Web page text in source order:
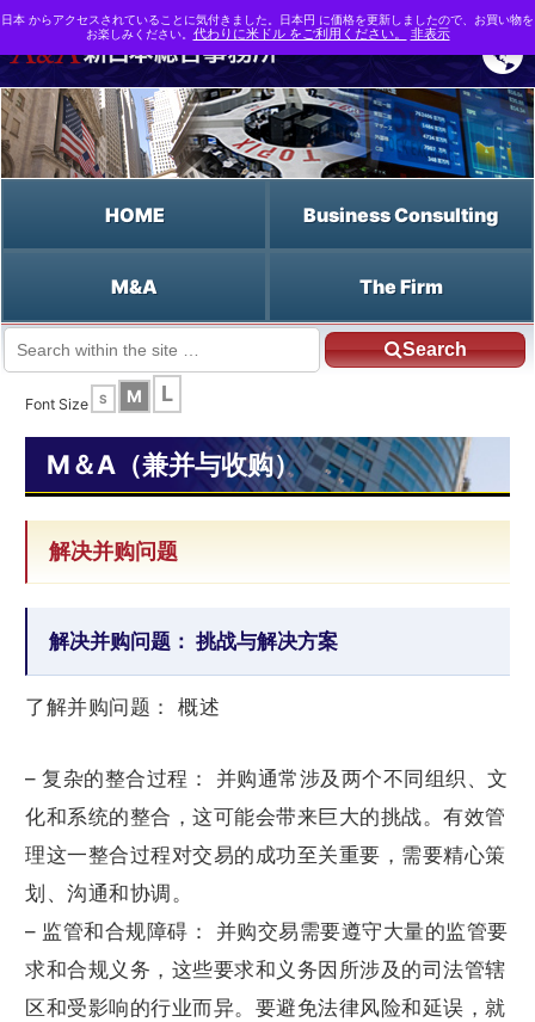
HOME Business Consulting
M&A The Firm
Search
Chinese HOME
Font Size
S M L
M＆A（兼并与收购）
解决并购问题
解决并购问题： 挑战与解决方案
了解并购问题： 概述
– 复杂的整合过程： 并购通常涉及两个不同组织、文
化和系统的整合，这可能会带来巨大的挑战。有效管
理这一整合过程对交易的成功至关重要，需要精心策
划、沟通和协调。
– 监管和合规障碍： 并购交易需要遵守大量的监管要
求和合规义务，这些要求和义务因所涉及的司法管辖
区和受影响的行业而异。要避免法律风险和延误，就
日本 からアクセスされていることに気付きました。日本円 に価格を更新しましたので、お買い物を
お楽しみください。 代わりに米ドル をご利用ください。 非表示